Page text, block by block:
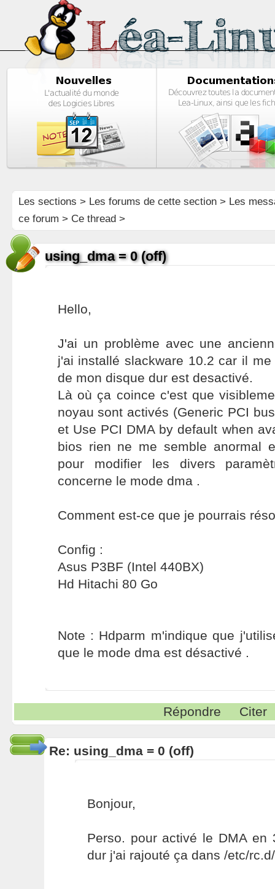
Les sections > Les forums de cette section> Les
ce forum > Ce thread >
using_dma = 0 (off)
Hello,
J'ai un problème avec une
j'ai installé slackware 10.2 car il
de mon disque dur est desactivé.
Là où ça coince c'est que
noyau sont activés (Generic PCI
et Use PCI DMA by default when
bios rien ne me semble anormal
pour modifier les divers
concerne le mode dma .
Comment est-ce que je pourrais
Config :
Asus P3BF (Intel 440BX)
Hd Hitachi 80 Go
Note : Hdparm m'indique que
que le mode dma est désactivé .
Répondre Citer
Re: using_dma = 0 (off)
Bonjour,
Perso. pour activé le DMA en
dur j'ai rajouté ça dans /etc/